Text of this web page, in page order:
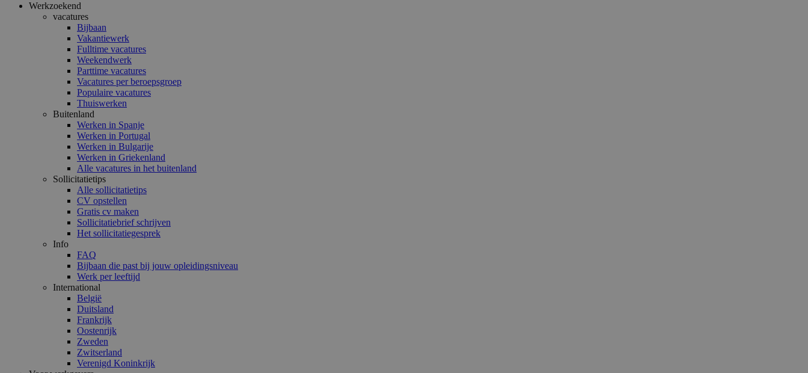
Werkzoekend
vacatures
Bijbaan
Vakantiewerk
Fulltime vacatures
Weekendwerk
Parttime vacatures
Vacatures per beroepsgroep
Populaire vacatures
Thuiswerken
Buitenland
Werken in Spanje
Werken in Portugal
Werken in Bulgarije
Werken in Griekenland
Alle vacatures in het buitenland
Sollicitatietips
Alle sollicitatietips
CV opstellen
Gratis cv maken
Sollicitatiebrief schrijven
Het sollicitatiegesprek
Info
FAQ
Bijbaan die past bij jouw opleidingsniveau
Werk per leeftijd
International
België
Duitsland
Frankrijk
Oostenrijk
Zweden
Zwitserland
Verenigd Koninkrijk